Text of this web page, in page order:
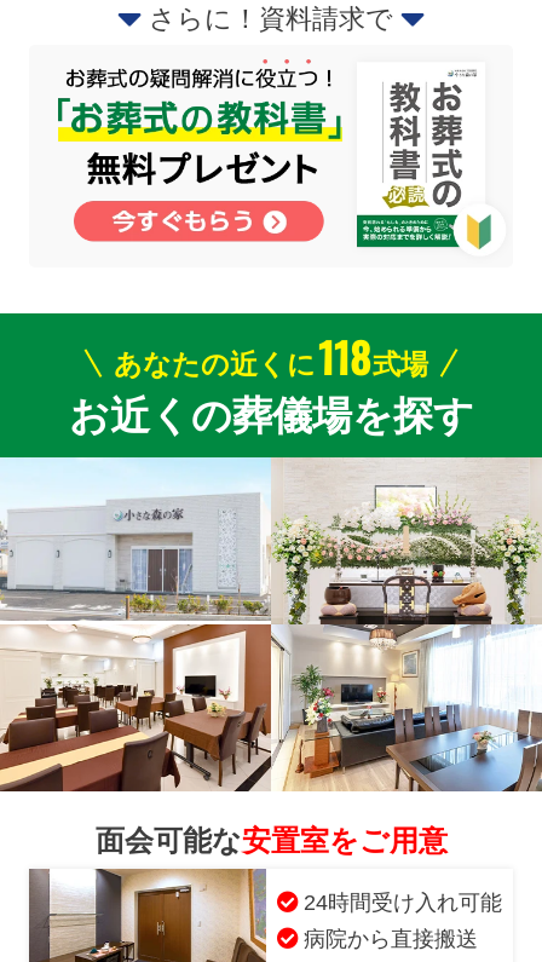
さらに！資料請求で
あなたの近くに118式場
お近くの葬儀場を探す
面会可能な安置室をご用意
24時間受け入れ可能
病院から直接搬送